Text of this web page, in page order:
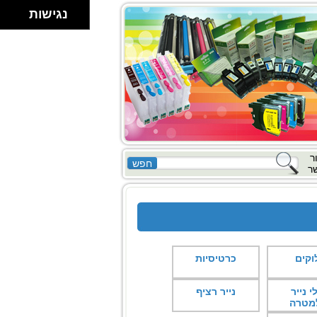
כרטיסיות
נייר
נייר רציף
נגישות